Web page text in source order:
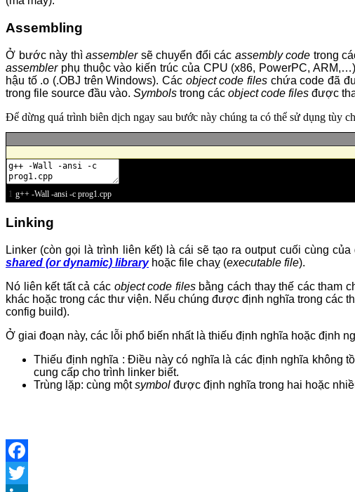
Assembling
Ở bước này thìassemblersẽ chuyển đổi các assembly code trong
assembler phụ thuộc vào kiến trúc của CPU (x86, PowerPC,
hậu tố .o (.OBJ trên Windows). Các object code files chứa code đã
trong file source đầu vào. Symbols trong các object code files được
Để dừng quá trình biên dịch ngay sau bước này chúng ta có thể sử dụng tùy
1 g++ -Wall -ansi -c prog1 cpp
Linking
Linker (còn gọi là trình liên kết) là cái sẽ tạo ra output cuối cùng
shared (or dynamic) libraryhoặc file chaỵ (executable file).
Nó liên kết tất cả các object code filesbằng cách thay thế các tham
khác hoặc trong các thư viện. Nếu chúng được định nghĩa trong
config build).
Ở giai đoạn này, các lỗi phổ biến nhất là thiếu định nghĩa hoặc định
Thiếu định nghĩa : Điều này có nghĩa là các định nghĩa không
cung cấp cho trình linker biết.
Trùng lặp: cùng mộtsymbol được định nghĩa trong hai hoặc
Facebook